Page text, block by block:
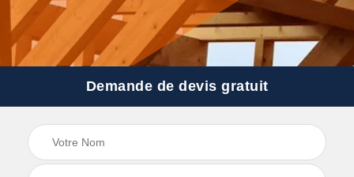
Demande de devis gratuit